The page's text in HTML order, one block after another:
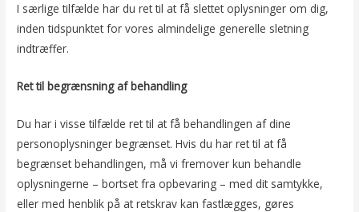
I særlige tilfælde har du ret til at få slettet oplysninger om dig,
inden tidspunktet for vores almindelige generelle sletning
indtræffer.
Ret til begrænsning af behandling
Du har i visse tilfælde ret til at få behandlingen af dine
personoplysninger begrænset. Hvis du har ret til at få
begrænset behandlingen, må vi fremover kun behandle
oplysningerne – bortset fra opbevaring – med dit samtykke,
eller med henblik på at retskrav kan fastlægges, gøres